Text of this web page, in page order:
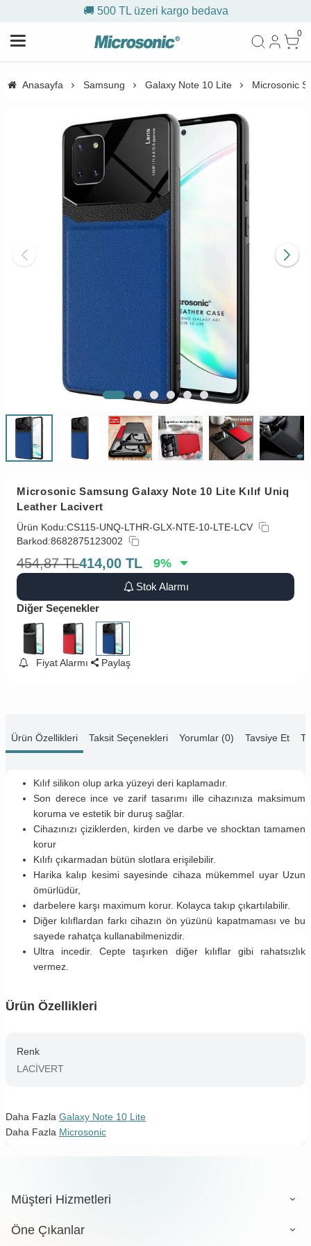
🚚 500 TL üzeri kargo bedava
0
Anasayfa Samsung Galaxy Note 10 Lite Microsonic
Microsonic Samsung Galaxy Note 10 Lite Kılıf Uniq
Leather Lacivert
Ürün Kodu:CS115-UNQ-LTHR-GLX-NTE-10-LTE-LCV
Barkod:8682875123002
454,87 TL414,00 TL 9%
Stok Alarmı
Diğer Seçenekler
Fiyat Alarmı Paylaş
Ürün Özellikleri Taksit Seçenekleri Yorumlar (0) Tavsiye Et
Kılıf silikon olup arka yüzeyi deri kaplamadır.
Son derece ince ve zarif tasarımı ille cihazınıza maksimum
koruma ve estetik bir duruş sağlar.
Cihazınızı çiziklerden, kirden ve darbe ve shocktan tamamen
korur
Kılıfı çıkarmadan bütün slotlara erişilebilir.
Harika kalıp kesimi sayesinde cihaza mükemmel uyar Uzun
ömürlüdür,
darbelere karşı maximum korur. Kolayca takıp çıkartılabilir.
Diğer kılıflardan farkı cihazın ön yüzünü kapatmaması ve bu
sayede rahatça kullanabilmenizdir.
Ultra incedir. Cepte taşırken diğer kılıflar gibi rahatsızlık
vermez.
Ürün Özellikleri
Renk
LACİVERT
Daha Fazla Galaxy Note 10 Lite
Daha Fazla Microsonic
Müşteri Hizmetleri
Öne Çıkanlar